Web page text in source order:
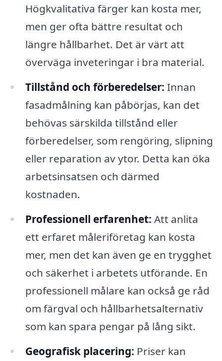
Högkvalitativa färger kan kosta mer,
men ger ofta bättre resultat och
längre hållbarhet. Det är värt att
överväga inveteringar i bra material.
Tillstånd och förberedelser: Innan
fasadmålning kan påbörjas, kan det
behövas särskilda tillstånd eller
förberedelser, som rengöring, slipning
eller reparation av ytor. Detta kan öka
arbetsinsatsen och därmed
kostnaden.
Professionell erfarenhet: Att anlita
ett erfaret måleriföretag kan kosta
mer, men det kan även ge en trygghet
och säkerhet i arbetets utförande. En
professionell målare kan också ge råd
om färgval och hållbarhetsalternativ
som kan spara pengar på lång sikt.
Geografisk placering: Priser kan